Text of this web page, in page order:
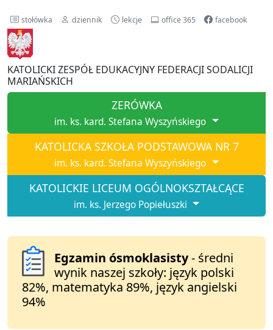
stołówka dziennik lekcje office 365 facebook
KATOLICKI ZESPÓŁ EDUKACYJNY FEDERACJI SODALICJI
MARIAŃSKICH
ZERÓWKA
im. ks. kard. Stefana Wyszyńskiego
KATOLICKA SZKOŁA PODSTAWOWA NR 7
im. ks. kard. Stefana Wyszyńskiego
KATOLICKIE LICEUM OGÓLNOKSZTAŁCĄCE
im. ks. Jerzego Popiełuszki
Egzamin ósmoklasisty- średni
wynik naszej szkoły: język polski
82%, matematyka 89%, język angielski
94%